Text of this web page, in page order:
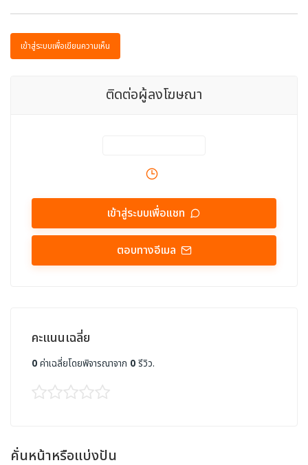
เข้าสู่ระบบเพื่อเขียนความเห็น
ติดต่อผู้ลงโฆษณา
เข้าสู่ระบบเพื่อแชท
ตอบทางอีเมล
คะแนนเฉลี่ย
0 ค่าเฉลี่ยโดยพิจารณาจาก 0 รีวิว.
คั่นหน้าหรือแบ่งปัน